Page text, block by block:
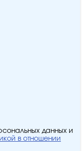
данных и
в отношении